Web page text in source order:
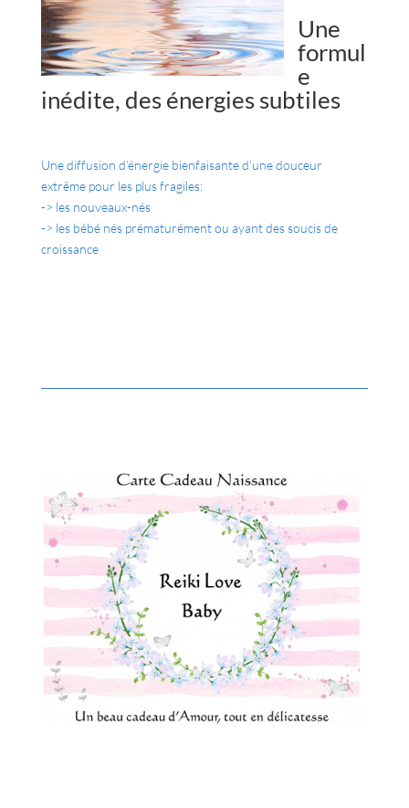
Une
formul
e
inédite, des énergies subtiles
Une diffusion d’énergie bienfaisante d’une douceur
extrême pour les plus fragiles:
-> les nouveaux-nés
-> les bébé nés prématurément ou ayant des soucis de
croissance